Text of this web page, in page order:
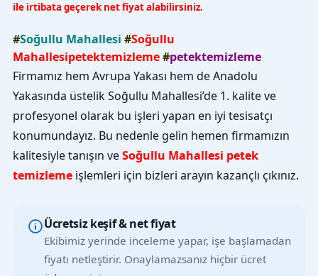
ile irtibata geçerek net fiyat alabilirsiniz.
#Soğullu Mahallesi #Soğullu
Mahallesipetektemizleme#petektemizleme
Firmamız hem Avrupa Yakası hem de Anadolu
Yakasında üstelik Soğullu Mahallesi’de 1. kalite ve
profesyonel olarak bu işleri yapan en iyi tesisatçı
konumundayız. Bu nedenle gelin hemen firmamızın
kalitesiyle tanışın veSoğullu Mahallesi petek
temizlemeişlemleri için bizleri arayın kazançlı çıkınız.
Ücretsiz keşif & net fiyat
Ekibimiz yerinde inceleme yapar, işe başlamadan
fiyatı netleştirir. Onaylamazsanız hiçbir ücret